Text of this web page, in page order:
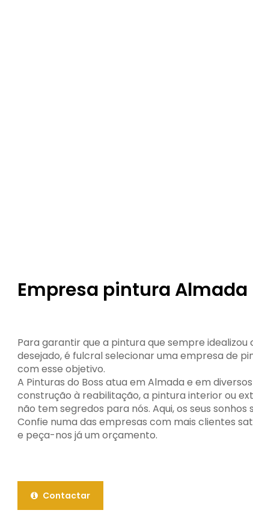
Empresa pintura Almada
Para garantir que a pintura que sempre idealizou
desejado, é fulcral selecionar uma empresa de
com esse objetivo.
A Pinturas do Boss atua em Almada e em
construção à reabilitação, a pintura interior ou
não tem segredos para nós. Aqui, os seus sonhos
Confie numa das empresas com mais clientes
e peça-nos já um orçamento.
Contactar